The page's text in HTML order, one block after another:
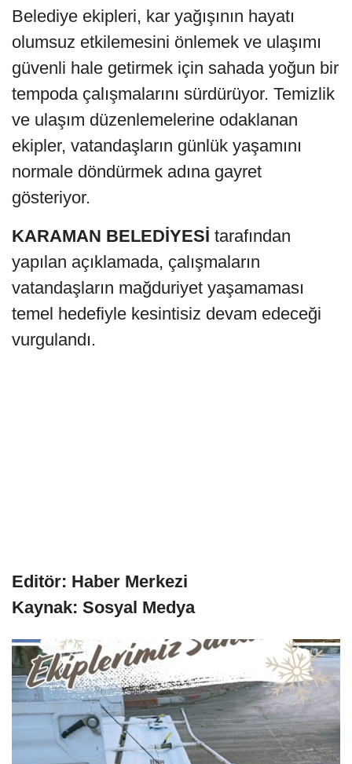
Belediye ekipleri, kar yağışının hayatı
olumsuz etkilemesini önlemek ve ulaşımı
güvenli hale getirmek için sahada yoğun bir
tempoda çalışmalarını sürdürüyor. Temizlik
ve ulaşım düzenlemelerine odaklanan
ekipler, vatandaşların günlük yaşamını
normale döndürmek adına gayret
gösteriyor.
KARAMAN BELEDİYESİ tarafından
yapılan açıklamada, çalışmaların
vatandaşların mağduriyet yaşamaması
temel hedefiyle kesintisiz devam edeceği
vurgulandı.
Editör: Haber Merkezi
Kaynak: Sosyal Medya